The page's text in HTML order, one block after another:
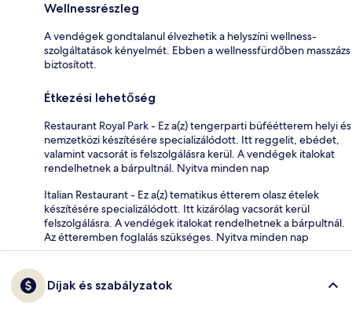
Wellnessrészleg
A vendégek gondtalanul élvezhetik a helyszíni wellness-
szolgáltatások kényelmét. Ebben a wellnessfürdőben masszázs
biztosított.
Étkezési lehetőség
Restaurant Royal Park - Ez a(z) tengerparti büféétterem helyi és
nemzetközi készítésére specializálódott. Itt reggelit, ebédet,
valamint vacsorát is felszolgálásra kerül. A vendégek italokat
rendelhetnek a bárpultnál. Nyitva minden nap
Italian Restaurant - Ez a(z) tematikus étterem olasz ételek
készítésére specializálódott. Itt kizárólag vacsorát kerül
felszolgálásra. A vendégek italokat rendelhetnek a bárpultnál.
Az étteremben foglalás szükséges. Nyitva minden nap
Díjak és szabályzatok